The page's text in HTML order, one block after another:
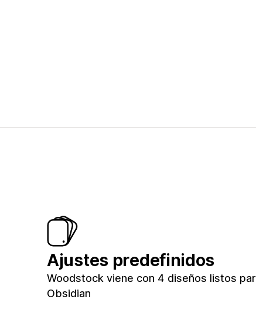
Ajustes predefinidos
Woodstock viene con 4 diseños listos
Obsidian